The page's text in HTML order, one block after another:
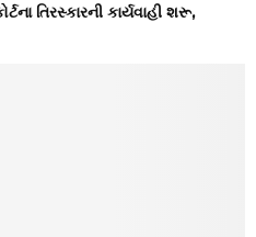
તિરસ્કારની કાર્યવાહી શરૂ,